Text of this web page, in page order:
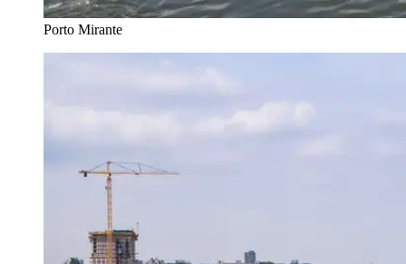
Porto Mirante